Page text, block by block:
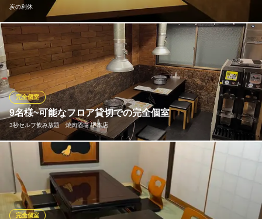
黒毛和牛と海鮮 個室 堺東 鍛冶二丁
チーズ/宴会/食べ放題
南海高野線堺東駅 徒歩3分
大阪府堺市堺区中瓦町2-3-29 瓦町ウエノビル6F
炭の利休
周りの視線を気にせずゆったり寛げる、程よい開放感が魅力の半
個室は、大人のデートや女子会など特別なプライベートシーンに
最適な洗練された空間です。他にも、臨場感溢れる調理風景を目
前に愉しめる大人なカウンター席や、お席の間隔が広くゆとりあ
る清潔で広々としたテーブル席など多様なお席をご用意しており
ます。
炭の利休
備長炭焼き鳥と串焼き
南海高野線堺東駅 徒歩4分
大阪府堺市堺区中瓦町2ｰ1-3 4F
9名様~可能なフロア貸切での完全個室
3秒セルフ飲み放題 焼肉酒場 堺本店
完全個室
貸切宴会を9名様～12名様（４名様×３テーブル）で受付可能とな
っております。各種宴会、飲み会、食事に是非ご利用下さい。
3秒セルフ飲み放題 焼肉酒場 堺本店
熟練肉職人の焼肉酒場
完全個室